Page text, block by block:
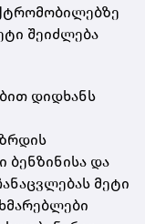
შეიძლება
დიდხანს
ბენზინისა და
მეტი